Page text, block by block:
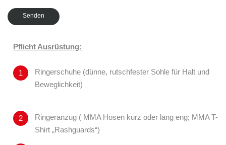
Senden
Pflicht Ausrüstung:
Ringerschuhe (dünne, rutschfester Sohle für Halt und
Beweglichkeit)
Ringeranzug ( MMA Hosen kurz oder lang eng; MMA T-
Shirt „Rashguards“)